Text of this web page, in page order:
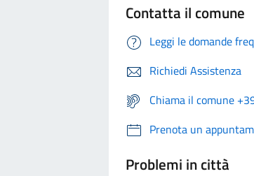
Contatta il comune
Leggi le domande
Richiedi Assistenza
Chiama il comune
Prenota un
Problemi in città